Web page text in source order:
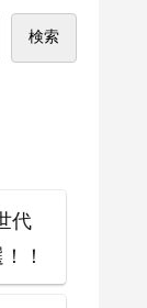
検索
代
！